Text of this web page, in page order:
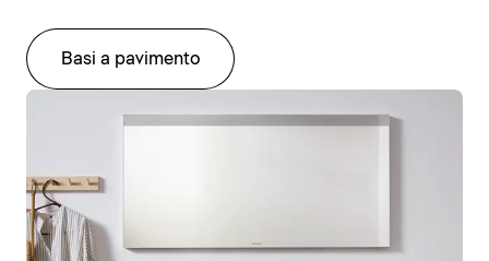
Basi a pavimento